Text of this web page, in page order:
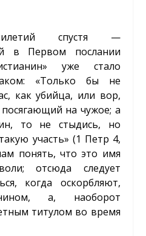
спустя —
в Первом послании
уже стало
«Только бы не
как убийца, или вор,
на чужое; а
то не стыдись, но
участь» (1 Петр 4,
понять, что это имя
отсюда следует
когда оскорбляют,
а, наоборот
титулом во время